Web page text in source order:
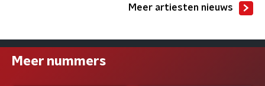
Meer artiesten nieuws
Meer nummers